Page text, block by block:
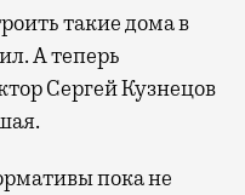
такие дома в
А теперь
Сергей Кузнецов
пока не